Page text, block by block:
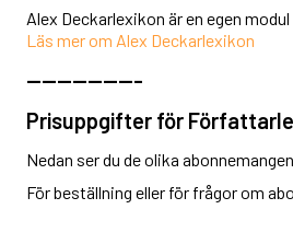
Alex Deckarlexikon är en egen
Läs mer om Alex Deckarlexikon
---------------
Prisuppgifter för
Nedan ser du de olika
För beställning eller för frågor om